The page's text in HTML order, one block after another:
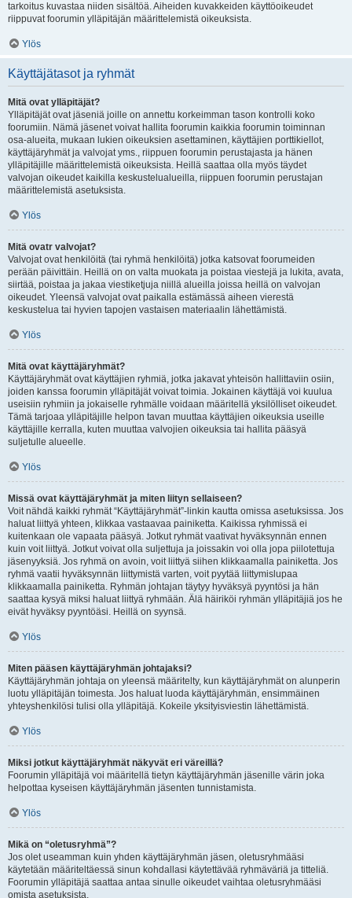
tarkoitus kuvastaa niiden sisältöä. Aiheiden kuvakkeiden käyttöoikeudet
riippuvat foorumin ylläpitäjän määrittelemistä oikeuksista.
Ylös
Käyttäjätasot ja ryhmät
Mitä ovat ylläpitäjät?
Ylläpitäjät ovat jäseniä joille on annettu korkeimman tason kontrolli koko
foorumiin. Nämä jäsenet voivat hallita foorumin kaikkia foorumin toiminnan
osa-alueita, mukaan lukien oikeuksien asettaminen, käyttäjien porttikiellot,
käyttäjäryhmät ja valvojat yms., riippuen foorumin perustajasta ja hänen
ylläpitäjille määrittelemistä oikeuksista. Heillä saattaa olla myös täydet
valvojan oikeudet kaikilla keskustelualueilla, riippuen foorumin perustajan
määrittelemistä asetuksista.
Ylös
Mitä ovatr valvojat?
Valvojat ovat henkilöitä (tai ryhmä henkilöitä) jotka katsovat foorumeiden
perään päivittäin. Heillä on on valta muokata ja poistaa viestejä ja lukita, avata,
siirtää, poistaa ja jakaa viestiketjuja niillä alueilla joissa heillä on valvojan
oikeudet. Yleensä valvojat ovat paikalla estämässä aiheen vierestä
keskustelua tai hyvien tapojen vastaisen materiaalin lähettämistä.
Ylös
Mitä ovat käyttäjäryhmät?
Käyttäjäryhmät ovat käyttäjien ryhmiä, jotka jakavat yhteisön hallittaviin osiin,
joiden kanssa foorumin ylläpitäjät voivat toimia. Jokainen käyttäjä voi kuulua
useisiin ryhmiin ja jokaiselle ryhmälle voidaan määritellä yksilölliset oikeudet.
Tämä tarjoaa ylläpitäjille helpon tavan muuttaa käyttäjien oikeuksia useille
käyttäjille kerralla, kuten muuttaa valvojien oikeuksia tai hallita pääsyä
suljetulle alueelle.
Ylös
Missä ovat käyttäjäryhmät ja miten liityn sellaiseen?
Voit nähdä kaikki ryhmät “Käyttäjäryhmät”-linkin kautta omissa asetuksissa. Jos
haluat liittyä yhteen, klikkaa vastaavaa painiketta. Kaikissa ryhmissä ei
kuitenkaan ole vapaata pääsyä. Jotkut ryhmät vaativat hyväksynnän ennen
kuin voit liittyä. Jotkut voivat olla suljettuja ja joissakin voi olla jopa piilotettuja
jäsenyyksiä. Jos ryhmä on avoin, voit liittyä siihen klikkaamalla painiketta. Jos
ryhmä vaatii hyväksynnän liittymistä varten, voit pyytää liittymislupaa
klikkaamalla painiketta. Ryhmän johtajan täytyy hyväksyä pyyntösi ja hän
saattaa kysyä miksi haluat liittyä ryhmään. Älä häiriköi ryhmän ylläpitäjiä jos he
eivät hyväksy pyyntöäsi. Heillä on syynsä.
Ylös
Miten pääsen käyttäjäryhmän johtajaksi?
Käyttäjäryhmän johtaja on yleensä määritelty, kun käyttäjäryhmät on alunperin
luotu ylläpitäjän toimesta. Jos haluat luoda käyttäjäryhmän, ensimmäinen
yhteyshenkilösi tulisi olla ylläpitäjä. Kokeile yksityisviestin lähettämistä.
Ylös
Miksi jotkut käyttäjäryhmät näkyvät eri väreillä?
Foorumin ylläpitäjä voi määritellä tietyn käyttäjäryhmän jäsenille värin joka
helpottaa kyseisen käyttäjäryhmän jäsenten tunnistamista.
Ylös
Mikä on “oletusryhmä”?
Jos olet useamman kuin yhden käyttäjäryhmän jäsen, oletusryhmääsi
käytetään määriteltäessä sinun kohdallasi käytettävää ryhmäväriä ja titteliä.
Foorumin ylläpitäjä saattaa antaa sinulle oikeudet vaihtaa oletusryhmääsi
omista asetuksista.